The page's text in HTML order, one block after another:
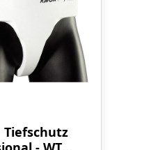
Tiefschutz